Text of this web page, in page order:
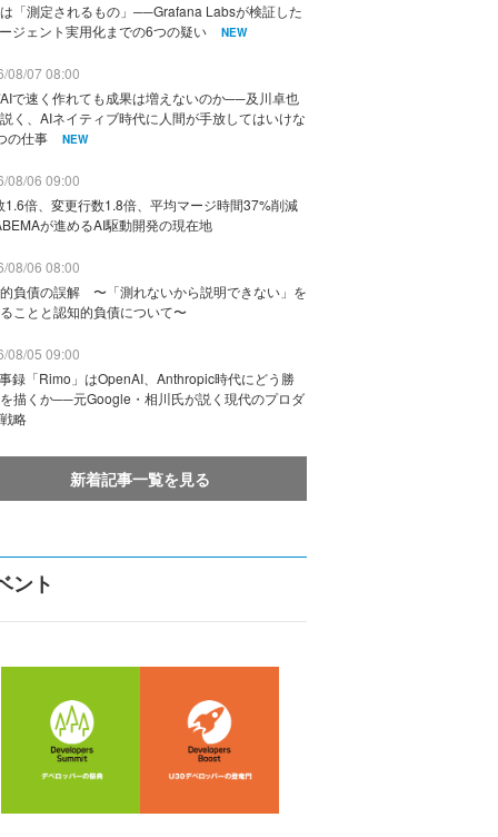
「測定されるもの」──Grafana Labsが検証した
ジェント実用化までの6つの疑い
NEW
08/07 08:00
で速く作れても成果は増えないのか──及川卓也
く、AIネイティブ時代に人間が手放してはいけな
の仕事
NEW
08/06 09:00
1.6倍、変更行数1.8倍、平均マージ時間37%削減
が進めるAI駆動開発の現在地
08/06 08:00
負債の誤解 〜「測れないから説明できない」を
ことと認知的負債について〜
08/05 09:00
録「Rimo」はOpenAI、Anthropic時代にどう勝
描くか──元Google・相川氏が説く現代のプロダ
略
新着記事一覧を見る
ント